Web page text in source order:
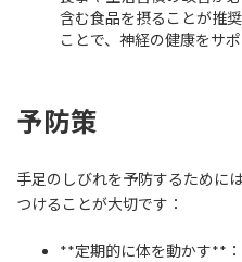
含む食品を摂ることが推
ことで、神経の健康をサポ
予防策
手足のしびれを予防するために
つけることが大切です：
**定期的に体を動かす**